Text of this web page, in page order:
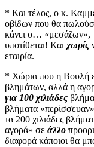
* Και τέλος, ο κ.
οβίδων που θα
κάνει ο… «μεσάζων»,
υποτίθεται! Και χωρίς
εταιρία.
* Χώρια που η Βουλή
βλημάτων, αλλά η
για 100 χιλιάδες
βλήματα
τα 200 χιλιάδες
αγορά» σε άλλο
διαφορά κάποιοι θα